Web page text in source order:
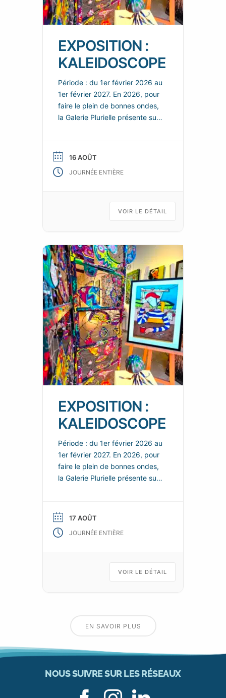
EXPOSITION :
KALEIDOSCOPE
Période : du 1er février 2026 au
1er février 2027. En 2026, pour
faire le plein de bonnes ondes,
la Galerie Plurielle présente sur
enjouées et colorées, dans
lesquelles les nouvelles œuvres
de ses talentueux artistes
animés d’un kaléidoscope d’art
16 AOÛT
JOURNÉE ENTIÈRE
VOIR LE DÉTAIL
EXPOSITION :
KALEIDOSCOPE
Période : du 1er février 2026 au
1er février 2027. En 2026, pour
faire le plein de bonnes ondes,
la Galerie Plurielle présente sur
enjouées et colorées, dans
lesquelles les nouvelles œuvres
de ses talentueux artistes
animés d’un kaléidoscope d’art
17 AOÛT
JOURNÉE ENTIÈRE
VOIR LE DÉTAIL
EN SAVOIR PLUS
NOUS SUIVRE SUR LES RÉSEAUX